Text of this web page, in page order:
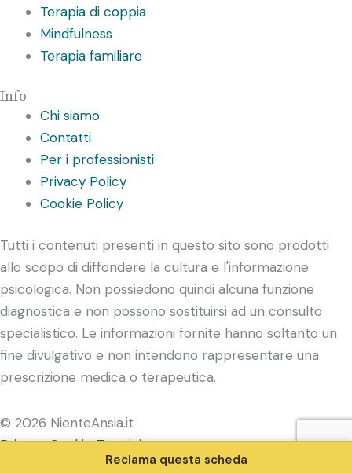
Reclama questa scheda
Terapia di coppia
Mindfulness
Terapia familiare
Info
Chi siamo
Contatti
Per i professionisti
Privacy Policy
Cookie Policy
Tutti i contenuti presenti in questo sito sono prodotti
allo scopo di diffondere la cultura e l'informazione
psicologica. Non possiedono quindi alcuna funzione
diagnostica e non possono sostituirsi ad un consulto
specialistico. Le informazioni fornite hanno soltanto un
fine divulgativo e non intendono rappresentare una
prescrizione medica o terapeutica.
© 2026 NienteAnsia.it
Privacy Cookie Termini
Powered by LocalRanking